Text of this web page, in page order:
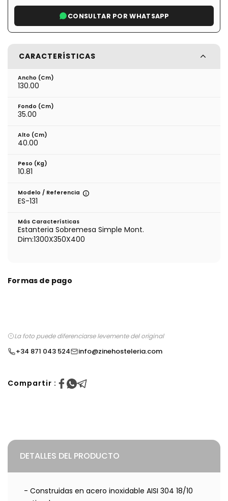
CONSULTAR POR WHATSAPP
CARACTERÍSTICAS
Ancho (cm)
130.00
Fondo (cm)
35.00
Alto (cm)
40.00
Peso (kg)
10.81
Modelo / Referencia
ES-131
Más Características
Estanteria Sobremesa Simple Mont.
Dim:1300X350X400
Formas de pago
La foto puede diferenciarse levemente del original
+34 871 043 524 info@zinehosteleria.com
Compartir :
DETALLES DEL PRODUCTO
- Construidas en acero inoxidable AISI 304 18/10